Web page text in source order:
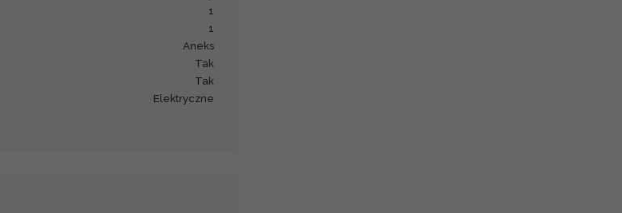
1
1
Aneks
Tak
Tak
Elektryczne